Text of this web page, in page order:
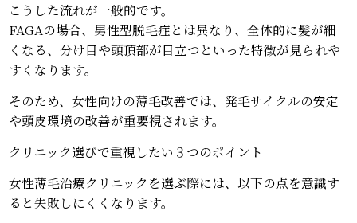
こうした流れが一般的です。
FAGAの場合、男性型脱毛症とは異なり、全体的に髪が細
くなる、分け目や頭頂部が目立つといった特徴が見られや
すくなります。
そのため、女性向けの薄毛改善では、発毛サイクルの安定
や頭皮環境の改善が重要視されます。
クリニック選びで重視したい３つのポイント
女性薄毛治療クリニックを選ぶ際には、以下の点を意識す
ると失敗しにくくなります。